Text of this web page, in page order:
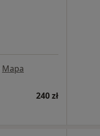
Mapa
240 zł